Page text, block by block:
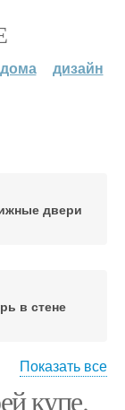
дизайн
двери
в стене
дверь
Показать все
купе.